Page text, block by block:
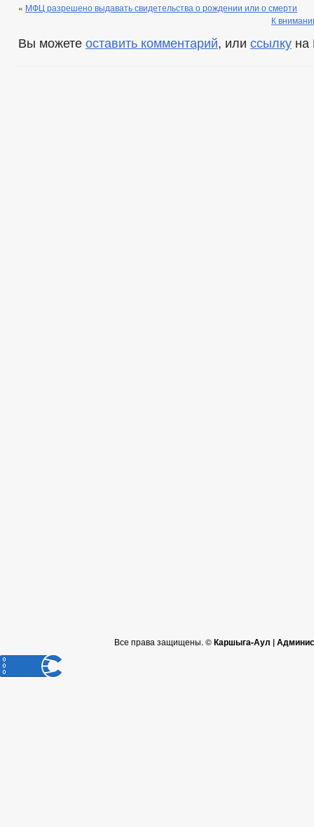
« МФЦ разрешено выдавать свидетельства о рождении или о смерти
К
Вы можете оставить комментарий, или ссылку на
Все права защищены. ©Каршыга-Аул |